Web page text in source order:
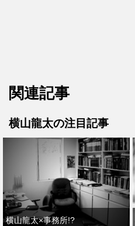
関連記事
横山龍太の注目記事
横山龍太×事務所!?